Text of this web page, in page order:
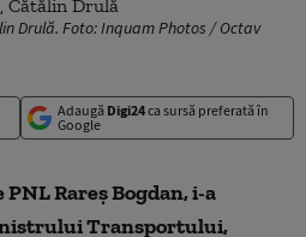
Drulă. Foto: Inquam Photos / Octav
Adaugă Digi24ca sursă preferată în
Google
Rareş Bogdan, i-a
Transportului,